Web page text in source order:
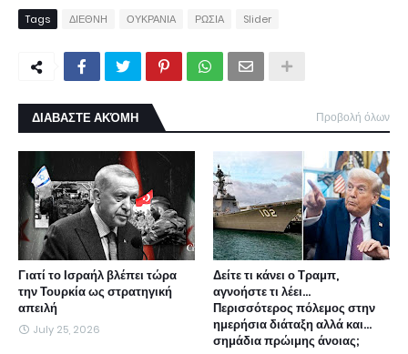
Tags ΔΙΕΘΝΗ ΟΥΚΡΑΝΙΑ ΡΩΣΙΑ Slider
ΔΙΑΒΑΣΤΕ ΑΚΌΜΗ Προβολή όλων
Γιατί το Ισραήλ βλέπει τώρα
την Τουρκία ως στρατηγική
απειλή
July 25, 2026
Δείτε τι κάνει ο Τραμπ,
αγνοήστε τι λέει...
Περισσότερος πόλεμος στην
ημερήσια διάταξη αλλά και...
σημάδια πρώιμης άνοιας;